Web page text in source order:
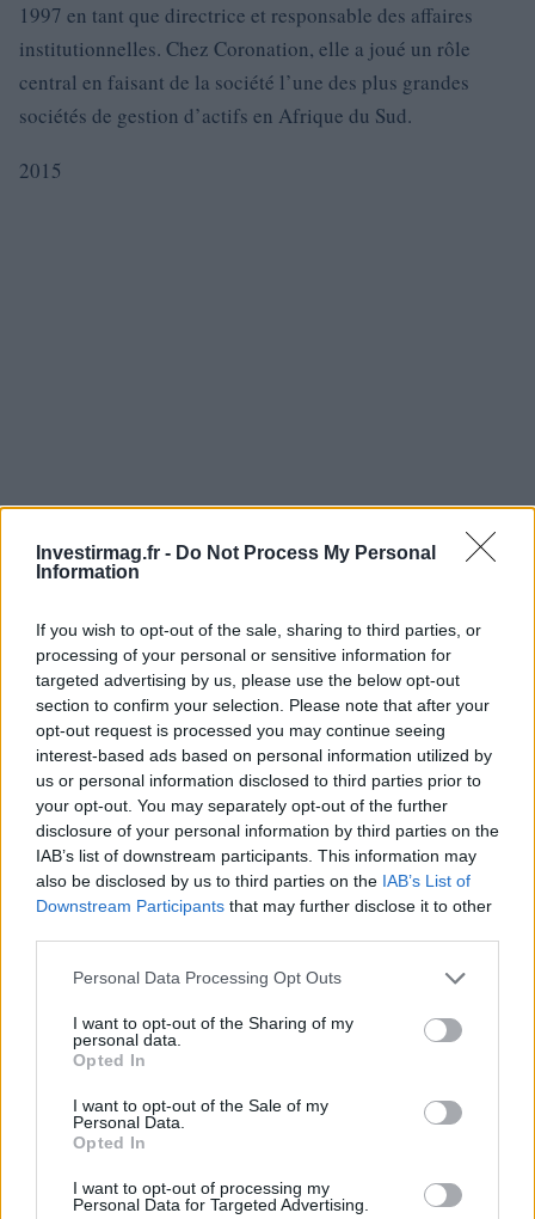
Investirmag.fr - Do Not Process My Personal
Information
If you wish to opt-out of the sale, sharing to third parties, or
processing of your personal or sensitive information for
targeted advertising by us, please use the below opt-out
section to confirm your selection. Please note that after your
opt-out request is processed you may continue seeing
interest-based ads based on personal information utilized by
us or personal information disclosed to third parties prior to
your opt-out. You may separately opt-out of the further
disclosure of your personal information by third parties on the
IAB’s list of downstream participants. This information may
also be disclosed by us to third parties on the IAB’s List of
Downstream Participants that may further disclose it to other
Please note that this website/app uses one or more Google
not limited to your visit or usage behaviour. You may click to
grant or deny consent to Google and its third-party tags to
use your data for below specified purposes in below Google
consent section.
Personal Data Processing Opt Outs
I want to opt-out of the Sharing of my
personal data.
Opted In
I want to opt-out of the Sale of my
Personal Data.
Opted In
I want to opt-out of processing my
Personal Data for Targeted Advertising.
1997 en tant que directrice et responsable des affaires
institutionnelles. Chez Coronation, elle a joué un rôle
central en faisant de la société l’une des plus grandes
sociétés de gestion d’actifs en Afrique du Sud.
2015
Après son passage chez Coronation, Wierzycka est
devenue PDG d’African Harvest Group en 2003. En 2006,
elle a négocié la vente d’African Harvest Fund Managers
de Metallon Corporation, une société de gestion d’actifs
de 18 milliards de rands, à Cadiz Asset Management. du
reste du groupe, qui a abouti à la création de Sygnia Asset
Management, une société de technologie financière.
Wierzycka est devenue PDG de la société en 2006. En une
décennie, elle a fait passer les actifs de la société de 2
à Sygnia de devenir la deuxième plus grande société de
à la bourse de Johannesburg. Wierzycka siège au Conseil
consultatif pour l’Afrique du Center for African Studies de
l’Université Harvard.
Magdalena Franciszka « Magda » Wierzycka (née en